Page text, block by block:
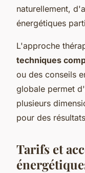
naturellement,
énergétiques
L'approche
techniques
ou des conseils
globale permet
plusieurs
pour des
Tarifs et